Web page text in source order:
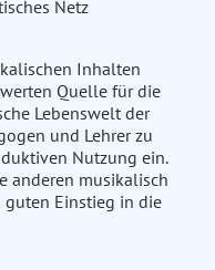
Netz
Inhalten
Quelle für die
Lebenswelt der
und Lehrer zu
Nutzung ein.
anderen musikalisch
guten Einstieg in die